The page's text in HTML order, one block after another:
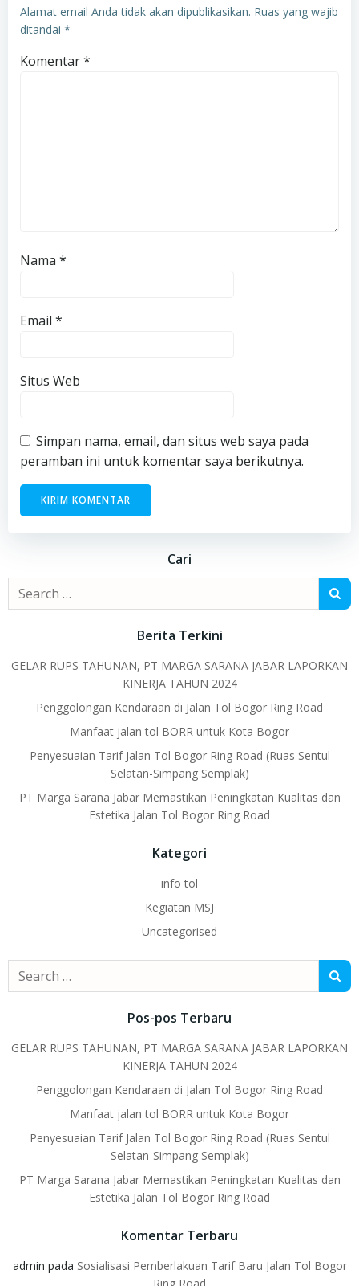
Alamat email Anda tidak akan dipublikasikan. Ruas yang wajib
ditandai *
Komentar*
Nama *
Email *
Situs Web
Simpan nama, email, dan situs web saya pada
peramban ini untuk komentar saya berikutnya.
Cari
Search
for:
Berita Terkini
GELAR RUPS TAHUNAN, PT MARGA SARANA JABAR LAPORKAN
KINERJA TAHUN 2024
Penggolongan Kendaraan di Jalan Tol Bogor Ring Road
Manfaat jalan tol BORR untuk Kota Bogor
Penyesuaian Tarif Jalan Tol Bogor Ring Road (Ruas Sentul
Selatan-Simpang Semplak)
PT Marga Sarana Jabar Memastikan Peningkatan Kualitas dan
Estetika Jalan Tol Bogor Ring Road
Kategori
info tol
Kegiatan MSJ
Uncategorised
Search
for:
Pos-pos Terbaru
GELAR RUPS TAHUNAN, PT MARGA SARANA JABAR LAPORKAN
KINERJA TAHUN 2024
Penggolongan Kendaraan di Jalan Tol Bogor Ring Road
Manfaat jalan tol BORR untuk Kota Bogor
Penyesuaian Tarif Jalan Tol Bogor Ring Road (Ruas Sentul
Selatan-Simpang Semplak)
PT Marga Sarana Jabar Memastikan Peningkatan Kualitas dan
Estetika Jalan Tol Bogor Ring Road
Komentar Terbaru
admin pada Sosialisasi Pemberlakuan Tarif Baru Jalan Tol Bogor